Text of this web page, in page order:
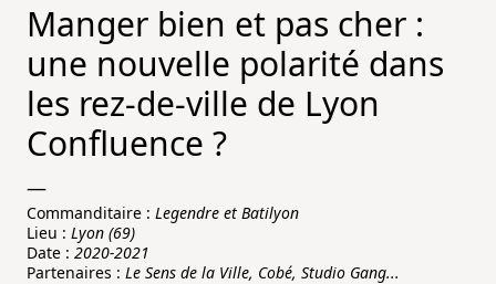
Manger bien et pas cher :
une nouvelle polarité dans
les rez-de-ville de Lyon
Confluence ?
—
Commanditaire : Legendre et Batilyon
Lieu : Lyon (69)
Date : 2020-2021
Partenaires : Le Sens de la Ville, Cobé, Studio Gang...